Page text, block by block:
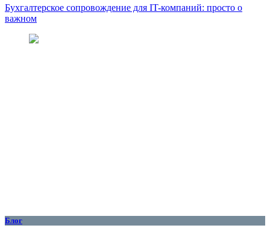
Бухгалтерское сопровождение для IT-компаний: просто о
важном
Блог